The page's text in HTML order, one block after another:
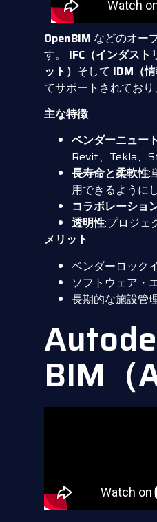
OpenBIM などのオー
す。 IFC（インダスト
ット） そして IDM（
てサポートされてお
主な特徴
ベンダーニュー
Revit、Tekla、
長寿命と柔軟性:
用できるように
コラボレーショ
透明性:プロジェ
メリット
ベンダーロック
ソフトウェア・
長期的な施設管
BIM（